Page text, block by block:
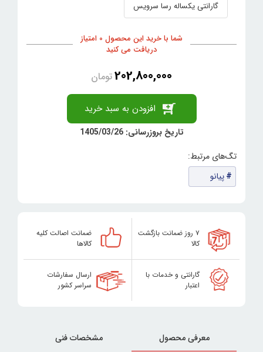
گارانتی یکساله رسا سرویس
شما با خرید این محصول 0 امتیاز
دریافت می کنید
202,800,000تومان
افزودن به سبد خرید
تاریخ بروزرسانی: 1405/03/26
پیانو
۷ روز ضمانت بازگشت
کالا
ضمانت اصالت کلیه
کالاها
گارانتی و خدمات با
اعتبار
ارسال سفارشات
سراسر کشور
معرفی محصول مشخصات فنی